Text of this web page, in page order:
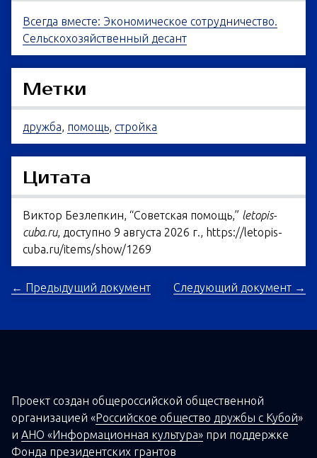
Всегда вместе: Экономическое сотрудничество.
Сельскохозяйственный десант
Метки
дружба, помощь, стройка
Цитата
Виктор Безлепкин, “Советская помощь,” letopis-
cuba.ru, доступно 9 августа 2026 г., https://letopis-
cuba.ru/items/show/1269
← Предыдущий документ Следующий документ →
Проект создан общероссийской общественной
организацией «Российское общество дружбы с Кубой»
и АНО «Информационная культура» при поддержке
Фонда президентских грантов